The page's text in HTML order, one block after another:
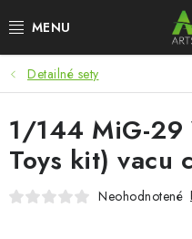
na
BLOG
SUMMER DAYS
WARHAMMER
Detailné sety
1/144 MiG-29
Toys kit) vacu
Neohodnotené